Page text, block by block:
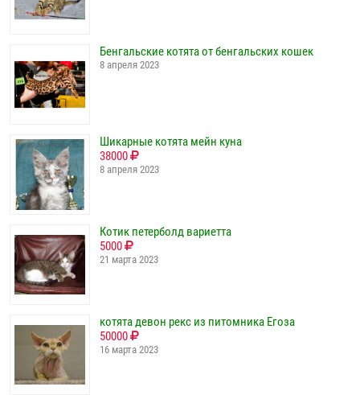
Бенгальские котята от бенгальских кошек
8 апреля 2023
Шикарные котята мейн куна
38000
8 апреля 2023
Котик петерболд вариетта
5000
21 марта 2023
котята девон рекс из питомника Егоза
50000
16 марта 2023